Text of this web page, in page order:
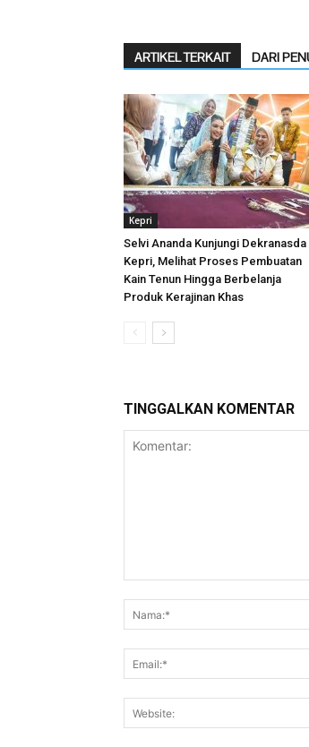
ARTIKEL TERKAIT DARI
Kepri
Selvi Ananda Kunjungi Dekranasda
Kepri, Melihat Proses Pembuatan
Kain Tenun Hingga Berbelanja
Produk Kerajinan Khas
TINGGALKAN KOMENTAR